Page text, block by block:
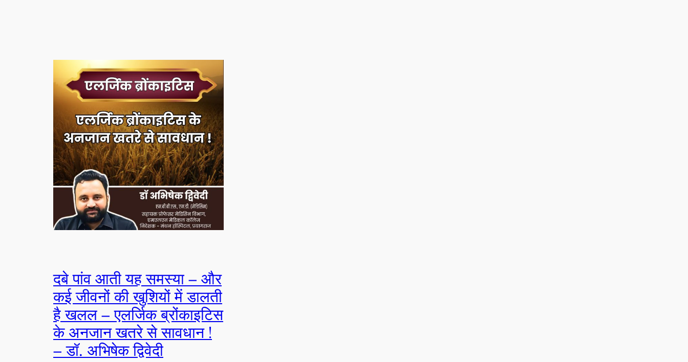
दबे पांव आती यह समस्या – और
कई जीवनों की खुशियों में डालती
है खलल – एलर्जिक ब्रोंकाइटिस
के अनजान खतरे से सावधान !
– डॉ. अभिषेक द्विवेदी